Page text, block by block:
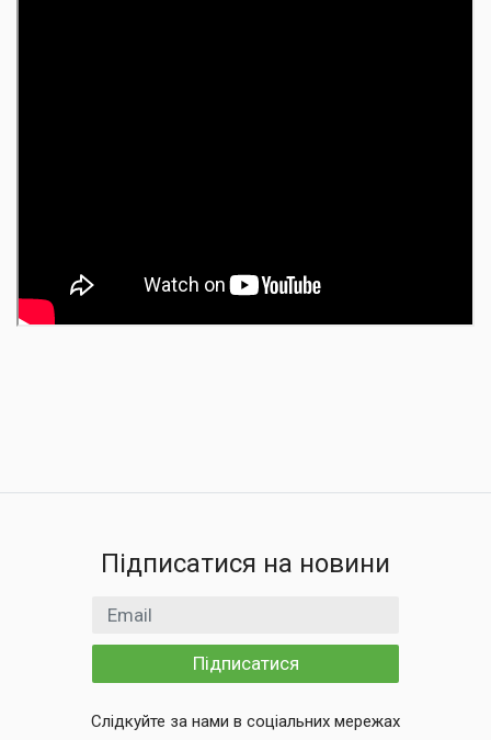
Підписатися на новини
Email
Підписатися
Слідкуйте за нами в соціальних мережах